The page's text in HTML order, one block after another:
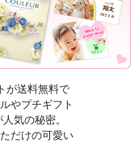
が送料無料で
やプチギフト
気の秘密。
だけの可愛い